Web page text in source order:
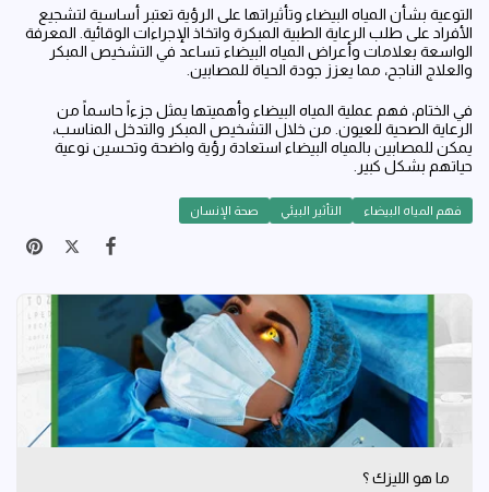
التوعية بشأن المياه البيضاء وتأثيراتها على الرؤية تعتبر أساسية لتشجيع
الأفراد على طلب الرعاية الطبية المبكرة واتخاذ الإجراءات الوقائية. المعرفة
الواسعة بعلامات وأعراض المياه البيضاء تساعد في التشخيص المبكر
والعلاج الناجح، مما يعزز جودة الحياة للمصابين.
في الختام، فهم عملية المياه البيضاء وأهميتها يمثل جزءاً حاسماً من
الرعاية الصحية للعيون. من خلال التشخيص المبكر والتدخل المناسب،
يمكن للمصابين بالمياه البيضاء استعادة رؤية واضحة وتحسين نوعية
حياتهم بشكل كبير.
فهم المياه البيضاء التأثير البيئي صحة الإنسان
ما هو الليزك ؟